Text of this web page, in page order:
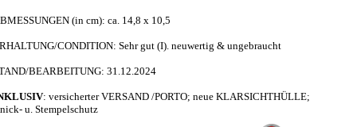
(in cm): ca. 14,8 x 10,5
CONDITION: Sehr gut (I). neuwertig & ungebraucht
BEARBEITUNG: 31.12.2024
: versicherter VERSAND /PORTO; neue KLARSICHTHÜLLE;
u. Stempelschutz